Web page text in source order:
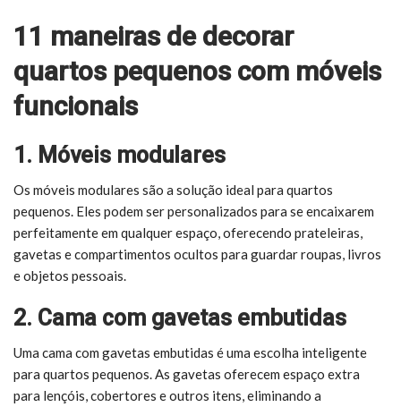
11 maneiras de decorar
quartos pequenos com móveis
funcionais
1. Móveis modulares
Os móveis modulares são a solução ideal para quartos
pequenos. Eles podem ser personalizados para se encaixarem
perfeitamente em qualquer espaço, oferecendo prateleiras,
gavetas e compartimentos ocultos para guardar roupas, livros
e objetos pessoais.
2. Cama com gavetas embutidas
Uma cama com gavetas embutidas é uma escolha inteligente
para quartos pequenos. As gavetas oferecem espaço extra
para lençóis, cobertores e outros itens, eliminando a